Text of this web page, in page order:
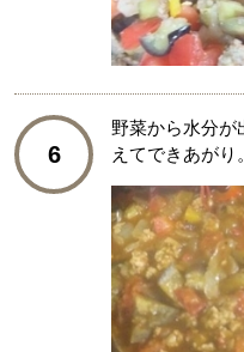
6
野菜から水分が
えてできあがり。